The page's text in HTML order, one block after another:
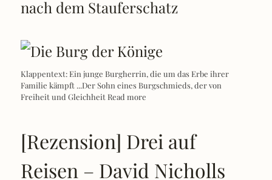
Klappentext: Ein junge Burgherrin, die um das Erbe ihrer
Freiheit und GleichheitRead more
Reisen – David Nicholls